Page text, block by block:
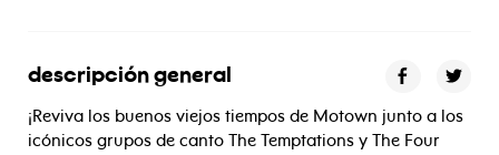
descripción general
¡Reviva los buenos viejos tiempos de Motown junto a los
icónicos grupos de canto The Temptations y The Four